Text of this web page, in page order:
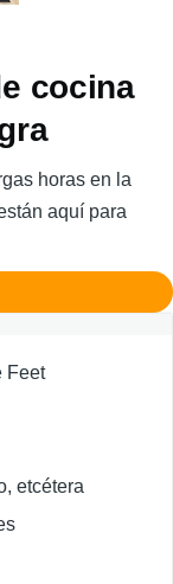
cocina
horas en la
aquí para
Feet
etcétera